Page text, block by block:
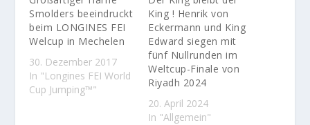
Smolders beeindruckt
beim LONGINES FEI
Welcup in Mechelen
30. Dezember 2017
In "Longines FEI World
Cup Jumping™"
King ! Henrik von
Eckermann und King
Edward siegen mit
fünf Nullrunden im
Weltcup-Finale von
Riyadh 2024
20. April 2024
In "Allgemein"